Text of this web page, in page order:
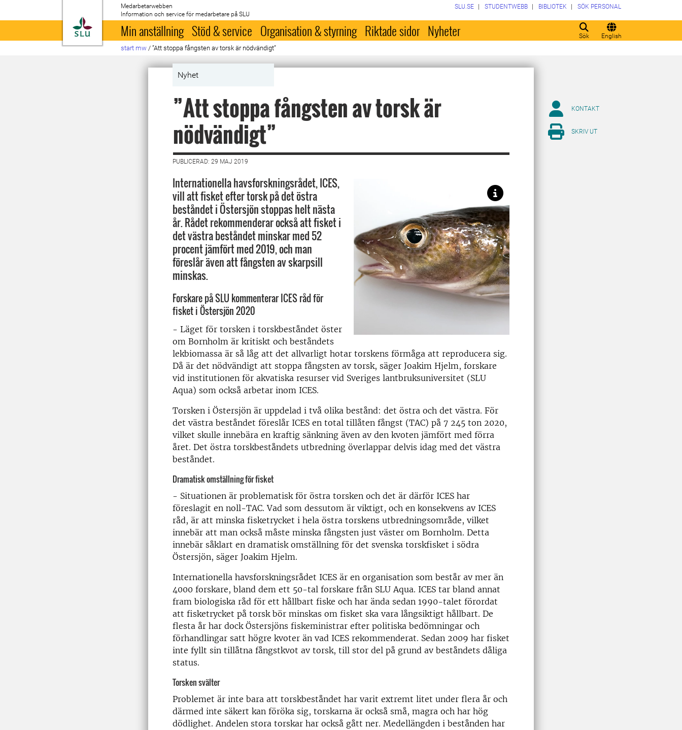
Till startsida
Medarbetarwebben
Information och service för medarbetare på SLU
Sök English
SLU.SE STUDENTWEBB BIBLIOTEK SÖK PERSONAL
Min anställning Stöd & service Organisation & styrning Riktade sidor Nyheter
start mw / ”Att stoppa fångsten av torsk är nödvändigt”
Nyhet
”Att stoppa fångsten av torsk är
nödvändigt”
PUBLICERAD: 29 MAJ 2019
Internationella havsforskningsrådet, ICES,
vill att fisket efter torsk på det östra
beståndet i Östersjön stoppas helt nästa
år. Rådet rekommenderar också att fisket i
det västra beståndet minskar med 52
procent jämfört med 2019, och man
föreslår även att fångsten av skarpsill
minskas.
Forskare på SLU kommenterar ICES råd för
fisket i Östersjön 2020
- Läget för torsken i torskbeståndet öster
om Bornholm är kritiskt och beståndets
lekbiomassa är så låg att det allvarligt hotar torskens förmåga att reproducera sig.
Då är det nödvändigt att stoppa fångsten av torsk, säger Joakim Hjelm, forskare
vid institutionen för akvatiska resurser vid Sveriges lantbruksuniversitet (SLU
Aqua) som också arbetar inom ICES.
Torsken i Östersjön är uppdelad i två olika bestånd: det östra och det västra. För
det västra beståndet föreslår ICES en total tillåten fångst (TAC) på 7 245 ton 2020,
vilket skulle innebära en kraftig sänkning även av den kvoten jämfört med förra
året. Det östra torskbeståndets utbredning överlappar delvis idag med det västra
beståndet.
Dramatisk omställning för fisket
- Situationen är problematisk för östra torsken och det är därför ICES har
föreslagit en noll-TAC. Vad som dessutom är viktigt, och en konsekvens av ICES
råd, är att minska fisketrycket i hela östra torskens utbredningsområde, vilket
innebär att man också måste minska fångsten just väster om Bornholm. Detta
innebär såklart en dramatisk omställning för det svenska torskfisket i södra
Östersjön, säger Joakim Hjelm.
Internationella havsforskningsrådet ICES är en organisation som består av mer än
4000 forskare, bland dem ett 50-tal forskare från SLU Aqua. ICES tar bland annat
fram biologiska råd för ett hållbart fiske och har ända sedan 1990-talet förordat
att fisketrycket på torsk bör minskas om fisket ska vara långsiktigt hållbart. De
flesta år har dock Östersjöns fiskeministrar efter politiska bedömningar och
förhandlingar satt högre kvoter än vad ICES rekommenderat. Sedan 2009 har fisket
inte fyllt sin tillåtna fångstkvot av torsk, till stor del på grund av beståndets dåliga
status.
Torsken svälter
Problemet är inte bara att torskbeståndet har varit extremt litet under flera år och
därmed inte säkert kan föröka sig, torskarna är också små, magra och har hög
dödlighet. Andelen stora torskar har också gått ner. Medellängden i bestånden har
KONTAKT
SKRIV UT